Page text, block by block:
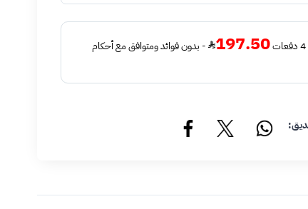
197.50 - بدون فوائد ومتوافق مع أحكام